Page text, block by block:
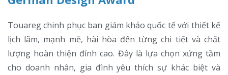
Touareg chinh phục ban giám khảo quốc tế với thiết kế
lịch lãm, mạnh mẽ, hài hòa đến từng chi tiết và chất
lượng hoàn thiện đỉnh cao. Đây là lựa chọn xứng tầm
cho doanh nhân, gia đình yêu thích sự khác biệt và